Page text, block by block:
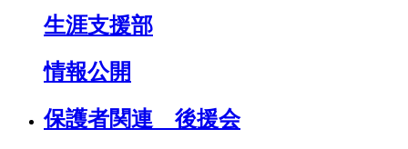
生涯支援部
情報公開
保護者関連 後援会